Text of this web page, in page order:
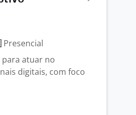
Presencial
para atuar no
digitais, com foco